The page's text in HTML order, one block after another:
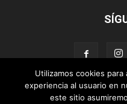
Aviso Legal
Utilizamos cookies
experiencia al usuario en
este sitio